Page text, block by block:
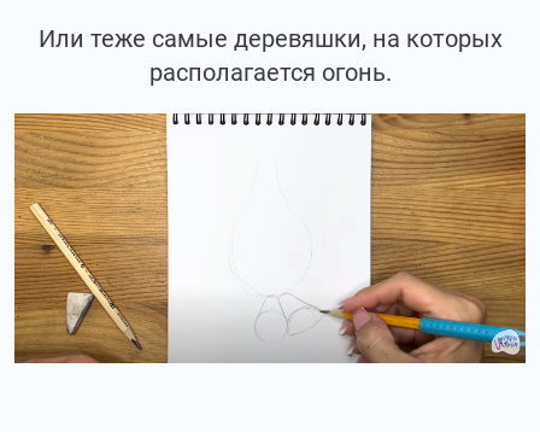
Или теже самые деревяшки, на которых
располагается огонь.